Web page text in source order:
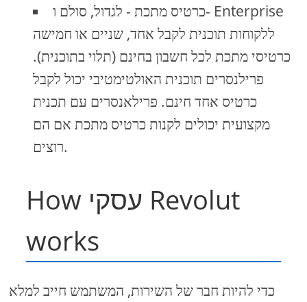
כרטיס מתכת - לגדול, סולם ו- Enterprise
ללקוחות תוכנית לקבל אחד, שניים או חמישה
כרטיסי מתכת לכל חשבון בחינם (תלוי בתוכנית).
פרילנסרים תוכנית האולטימטיבי יכול לקבל
כרטיס אחד חינם. פרילאנסרים עם תכנית
מקצועית יכולים לקנות כרטיס מתכת אם הם
רוצים.
How עסקי Revolut
works
כדי להיות חבר של השירות, המשתמש חייב למלא